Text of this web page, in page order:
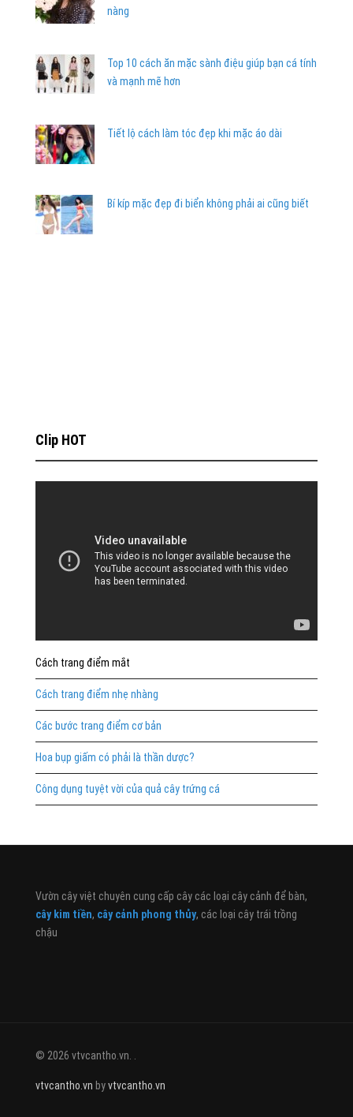
nàng
Top 10 cách ăn mặc sành điệu giúp bạn cá tính
và mạnh mẽ hơn
Tiết lộ cách làm tóc đẹp khi mặc áo dài
Bí kíp mặc đẹp đi biển không phải ai cũng biết
Clip HOT
Cách trang điểm mắt
Cách trang điểm nhẹ nhàng
Các bước trang điểm cơ bản
Hoa bụp giấm có phải là thần dược?
Công dụng tuyệt vời của quả cây trứng cá
Vườn cây việt chuyên cung cấp cây các loại cây cảnh để bàn,
cây kim tiền, cây cảnh phong thủy, các loại cây trái trồng
chậu
© 2026 vtvcantho.vn. .
vtvcantho.vn byvtvcantho.vn